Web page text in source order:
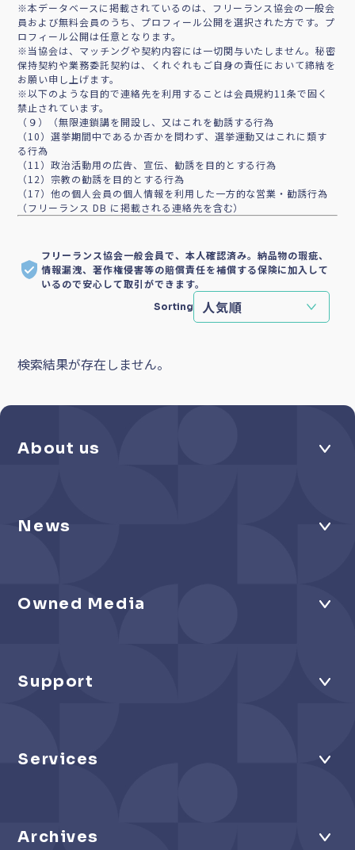
※本データベースに掲載されているのは、フリーランス協会の一般会
員および無料会員のうち、プロフィール公開を選択された方です。プ
ロフィール公開は任意となります。
※当協会は、マッチングや契約内容には一切関与いたしません。秘密
保持契約や業務委託契約は、くれぐれもご自身の責任において締結を
お願い申し上げます。
※以下のような目的で連絡先を利用することは会員規約11条で固く
禁止されています。
（９）（無限連鎖講を開設し、又はこれを勧誘する行為
（10）選挙期間中であるか否かを問わず、選挙運動又はこれに類す
る行為
（11）政治活動用の広告、宣伝、勧誘を目的とする行為
（12）宗教の勧誘を目的とする行為
（17）他の個人会員の個人情報を利用した一方的な営業・勧誘行為
（フリーランス DB に掲載される連絡先を含む）
フリーランス協会一般会員で、本人確認済み。納品物の瑕疵、
情報漏洩、著作権侵害等の賠償責任を補償する保険に加入して
いるので安心して取引ができます。
Sorting
検索結果が存在しません。
About us
News
Owned Media
Support
Services
Archives